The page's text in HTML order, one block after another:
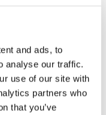
and ads, to
analyse our traffic.
use of our site with
partners who
that you’ve